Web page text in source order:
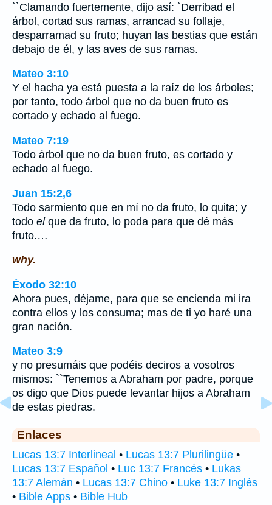
``Clamando fuertemente, dijo así: `Derribad el
árbol, cortad sus ramas, arrancad su follaje,
desparramad su fruto; huyan las bestias que están
debajo de él, y las aves de sus ramas.
Mateo 3:10
Y el hacha ya está puesta a la raíz de los árboles;
por tanto, todo árbol que no da buen fruto es
cortado y echado al fuego.
Mateo 7:19
Todo árbol que no da buen fruto, es cortado y
echado al fuego.
Juan 15:2,6
Todo sarmiento que en mí no da fruto, lo quita; y
todo elque da fruto, lo poda para que dé más
fruto.…
why.
Éxodo 32:10
Ahora pues, déjame, para que se encienda mi ira
contra ellos y los consuma; mas de ti yo haré una
gran nación.
Mateo 3:9
y no presumáis que podéis deciros a vosotros
mismos: ``Tenemos a Abraham por padre, porque
os digo que Dios puede levantar hijos a Abraham
de estas piedras.
Enlaces
Lucas 13:7 Interlineal • Lucas 13:7 Plurilingüe •
Lucas 13:7 Español • Luc 13:7 Francés • Lukas
13:7 Alemán • Lucas 13:7 Chino • Luke 13:7 Inglés
• Bible Apps • Bible Hub